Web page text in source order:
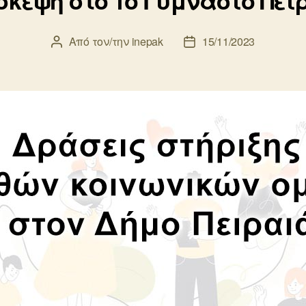
Συντάκτης
Από τον/την inepak
Ημ.15/11/2023